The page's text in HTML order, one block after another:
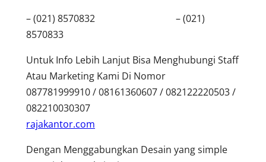
– (021) 8570832 – (021)
8570833
Untuk Info Lebih Lanjut Bisa Menghubungi Staff
Atau Marketing Kami Di Nomor
087781999910 / 08161360607 / 082122220503 /
082210030307
rajakantor.com
Dengan Menggabungkan Desain yang simple